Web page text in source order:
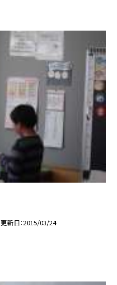
更新日 2015/03/24